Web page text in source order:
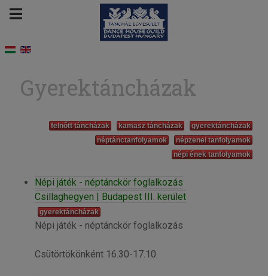
Gyerektáncházak
felnőtt táncházak kamasz táncházak
gyerektáncházak
néptánctanfolyamok
népzenei tanfolyamok
népi ének tanfolyamok
Népi játék - néptánckör foglalkozás
Csillaghegyen | Budapest III. kerület
gyerektáncházak
Népi játék - néptánckör foglalkozás
Csütörtökönként 16.30-17.10.